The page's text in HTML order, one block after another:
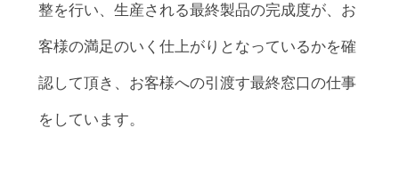
整を行い、生産される最終製品の完成度が、お
客様の満足のいく仕上がりとなっているかを確
認して頂き、お客様への引渡す最終窓口の仕事
をしています。